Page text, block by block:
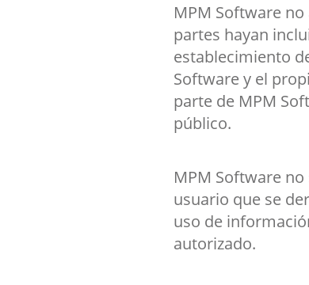
MPM Software
partes hayan
establecimiento
Software y el
parte de MPM
público.
MPM Software
usuario que se
uso de
autorizado.